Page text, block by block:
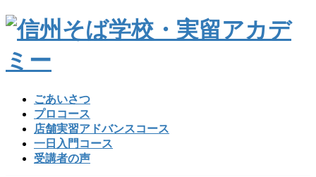
ごあいさつ
プロコース
店舗実習アドバンスコース
一日入門コース
受講者の声